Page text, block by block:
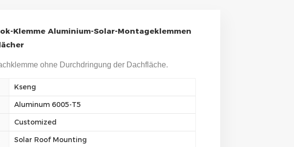
Klemme Aluminium-Solar-Montageklemmen
ohne Durchdringung der Dachfläche.
Kseng
Aluminum 6005-T5
Customized
Solar Roof Mounting